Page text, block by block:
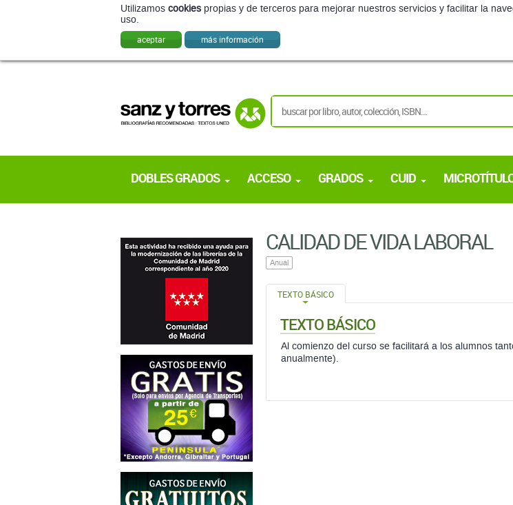
Utilizamos cookies propias y de terceros para mejorar nuestros servicios y facilitar la
uso.
aceptar más información
DOBLES GRADOS ACCESO GRADOS CUID
CALIDAD DE VIDA LABORAL
Anual
TEXTO BÁSICO
TEXTO BÁSICO
Al comienzo del curso se facilitará a los alumnos
anualmente).